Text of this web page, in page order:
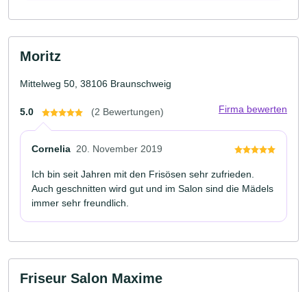
Moritz
Mittelweg 50, 38106 Braunschweig
5.0 (2 Bewertungen) Firma bewerten
Cornelia 20. November 2019
Ich bin seit Jahren mit den Frisösen sehr zufrieden.
Auch geschnitten wird gut und im Salon sind die Mädels
immer sehr freundlich.
Friseur Salon Maxime